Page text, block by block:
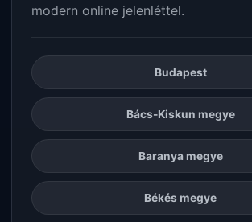
modern online jelenléttel.
Budapest
Bács-Kiskun megye
Baranya megye
Békés megye